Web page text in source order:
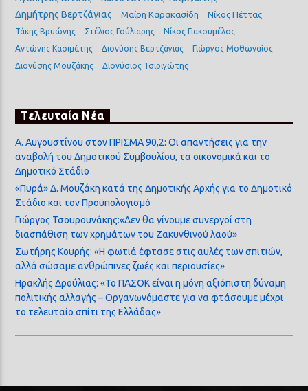
Δημήτρης Βερτζάγιας
Μαίρη Καρακασίδη Νίκος Πέττας
Τάκης Βρυώνης Στέλιος Γούλιαρης
Νίκος Γιακουμέλος
Αντώνης Κασιμάτης
Διονύσης Βερτζάγιας
Γιώργος Μοθωναίος
Διονύσης Μουζάκης
Διονύσιος Τσιριγώτης
Τελευταία Νέα
Α. Αυγουστίνου στον ΠΡΙΣΜΑ 90,2: Οι απαντήσεις για την
αναβολή του Δημοτικού Συμβουλίου, τα οικονομικά και το
Δημοτικό Στάδιο
«Πυρά» Δ. Μουζάκη κατά της Δημοτικής Αρχής για το Δημοτικό
Στάδιο και τον Προϋπολογισμό
Γιώργος Τσουρουνάκης:«Δεν θα γίνουμε συνεργοί στη
διασπάθιση των χρημάτων του Ζακυνθινού λαού»
Σωτήρης Κουρής: «Η φωτιά έφτασε στις αυλές των σπιτιών,
αλλά σώσαμε ανθρώπινες ζωές και περιουσίες»
Ηρακλής Δρούλιας: «Το ΠΑΣΟΚ είναι η μόνη αξιόπιστη δύναμη
πολιτικής αλλαγής – Οργανωνόμαστε για να φτάσουμε μέχρι
το τελευταίο σπίτι της Ελλάδας»